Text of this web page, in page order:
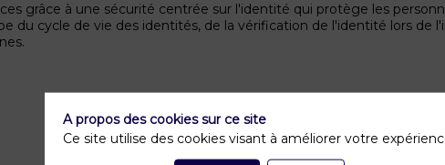
grâce à une sécurité centrée sur l'identité qui protège les
du cycle de vie des identités, de la vérification de l'identité lors de
A propos des cookies sur ce site
Ce site utilise des cookies visant à améliorer votre